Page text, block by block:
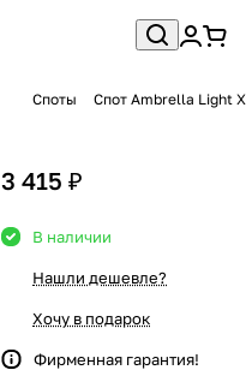
Споты Спот Ambrella Light
3 415 ₽
В наличии
Нашли дешевле?
Хочу в подарок
Фирменная гарантия!